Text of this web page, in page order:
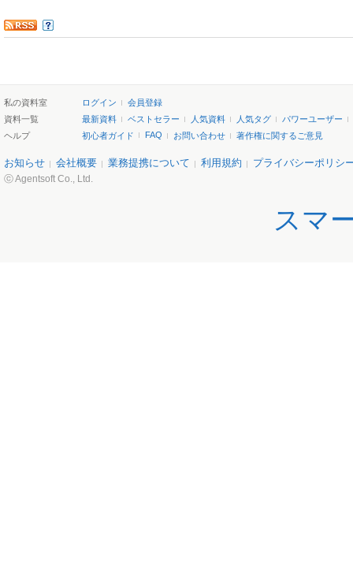
私の資料室 ログイン
会員登録
資料一覧
最新資料 ベストセラー 人気資料 人気タグ
パワーユーザー
ヘルプ
初心者ガイド FAQ お問い合わせ 著作権に関するご意見
お知らせ 会社概要 業務提携について 利用規約 プライバシーポリシ
ⓒ Agentsoft Co., Ltd.
スマ